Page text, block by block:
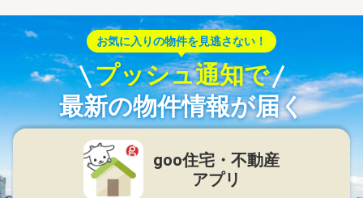
お気に入りの物件を見逃さない！
プッシュ通知で
最新の物件情報が届く
goo住宅・不動産
アプリ